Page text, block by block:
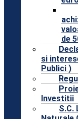
de
si
Publici )
Investitii
S.C.